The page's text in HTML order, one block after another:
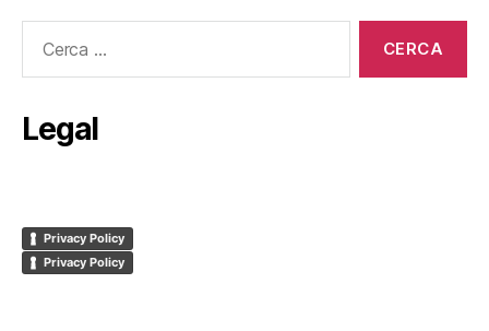
Legal
Privacy Policy
Privacy Policy